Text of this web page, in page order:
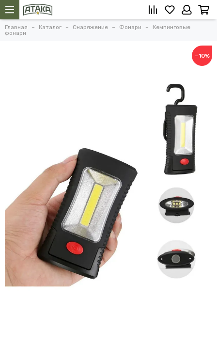
Главная Каталог Снаряжение Фонари
Кемпинговые
фонари
−10%